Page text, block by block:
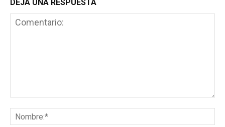
DEJA UNA RESPUESTA